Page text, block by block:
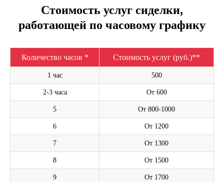
Стоимость услуг сиделки,
работающей по часовому графику
Количество часов * Стоимость услуг (руб.)**
1 час 500
2-3 часа От 600
5 От 800-1000
6 От 1200
7 От 1300
8 От 1500
9 От 1700